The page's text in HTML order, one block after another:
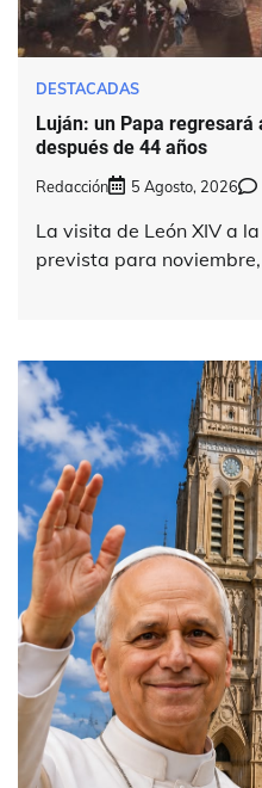
DESTACADAS
Luján: un Papa regresará
después de 44 años
Redacción 5 Agosto, 2026
La visita de León XIV a
prevista para